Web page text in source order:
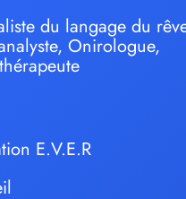
du langage du
Onirologue,
E.V.E.R